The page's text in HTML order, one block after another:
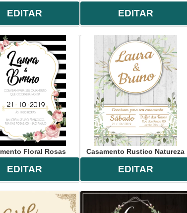
EDITAR EDITAR
Floral Rosas
EDITAR
Casamento Rustico Natureza
EDITAR